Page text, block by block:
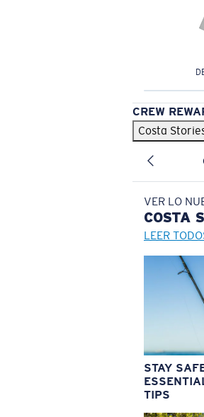
CREW
Costa
VER LO
COSTA
LEER
STAY
TIPS